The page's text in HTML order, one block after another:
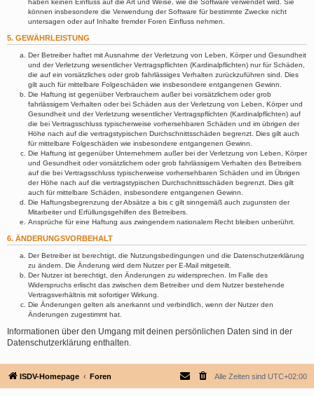
haben keinen Einfluss auf die Art und Weise, wie die Software verwendet wird. Sie
können insbesondere die Verwendung der Software für bestimmte Zwecke nicht
untersagen oder auf Inhalte fremder Foren Einfluss nehmen.
5. GEWÄHRLEISTUNG
Der Betreiber haftet mit Ausnahme der Verletzung von Leben, Körper und Gesundheit
und der Verletzung wesentlicher Vertragspflichten (Kardinalpflichten) nur für Schäden,
die auf ein vorsätzliches oder grob fahrlässiges Verhalten zurückzuführen sind. Dies
gilt auch für mittelbare Folgeschäden wie insbesondere entgangenen Gewinn.
Die Haftung ist gegenüber Verbrauchern außer bei vorsätzlichem oder grob
fahrlässigem Verhalten oder bei Schäden aus der Verletzung von Leben, Körper und
Gesundheit und der Verletzung wesentlicher Vertragspflichten (Kardinalpflichten) auf
die bei Vertragsschluss typischerweise vorhersehbaren Schäden und im übrigen der
Höhe nach auf die vertragstypischen Durchschnittsschäden begrenzt. Dies gilt auch
für mittelbare Folgeschäden wie insbesondere entgangenen Gewinn.
Die Haftung ist gegenüber Unternehmern außer bei der Verletzung von Leben, Körper
und Gesundheit oder vorsätzlichem oder grob fahrlässigem Verhalten des Betreibers
auf die bei Vertragsschluss typischerweise vorhersehbaren Schäden und im Übrigen
der Höhe nach auf die vertragstypischen Durchschnittsschäden begrenzt. Dies gilt
auch für mittelbare Schäden, insbesondere entgangenen Gewinn.
Die Haftungsbegrenzung der Absätze a bis c gilt sinngemäß auch zugunsten der
Mitarbeiter und Erfüllungsgehilfen des Betreibers.
Ansprüche für eine Haftung aus zwingendem nationalem Recht bleiben unberührt.
6. ÄNDERUNGSVORBEHALT
Der Betreiber ist berechtigt, die Nutzungsbedingungen und die Datenschutzerklärung
zu ändern. Die Änderung wird dem Nutzer per E-Mail mitgeteilt.
Der Nutzer ist berechtigt, den Änderungen zu widersprechen. Im Falle des
Widerspruchs erlischt das zwischen dem Betreiber und dem Nutzer bestehende
Vertragsverhältnis mit sofortiger Wirkung.
Die Änderungen gelten als anerkannt und verbindlich, wenn der Nutzer den
Änderungen zugestimmt hat.
Informationen über den Umgang mit deinen persönlichen Daten sind in der
Datenschutzerklärung enthalten.
ISDV-Homepage Foren Alle Zeiten sind UTC+02:00